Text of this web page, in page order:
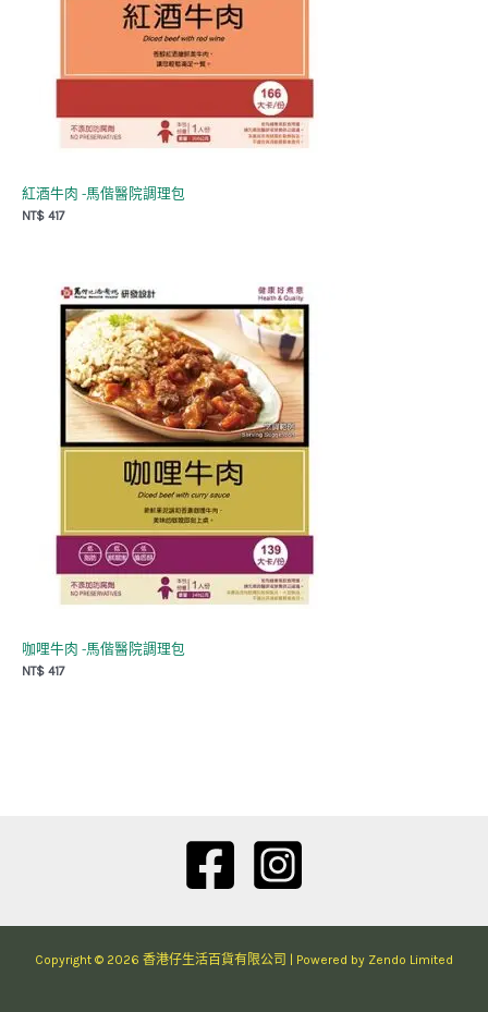
紅酒牛肉 -馬偕醫院調理包
NT$ 417
咖哩牛肉 -馬偕醫院調理包
NT$ 417
Copyright © 2026 香港仔生活百貨有限公司 | Powered by Zendo Limited